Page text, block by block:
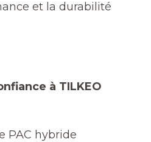
et la durabilité
à TILKEO
PAC hybride